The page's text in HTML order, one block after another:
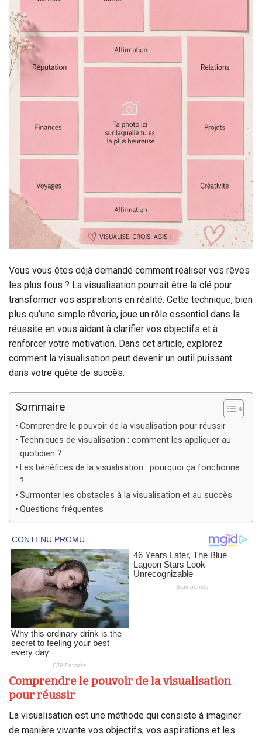
Vous vous êtes déjà demandé comment réaliser vos rêves
les plus fous ? La visualisation pourrait être la clé pour
transformer vos aspirations en réalité. Cette technique, bien
plus qu’une simple rêverie, joue un rôle essentiel dans la
réussite en vous aidant à clarifier vos objectifs et à
renforcer votre motivation. Dans cet article, explorez
comment la visualisation peut devenir un outil puissant
dans votre quête de succès.
Sommaire
Comprendre le pouvoir de la visualisation pour réussir
Techniques de visualisation : comment les appliquer au
quotidien ?
Les bénéfices de la visualisation : pourquoi ça fonctionne
?
Surmonter les obstacles à la visualisation et au succès
Questions fréquentes
Comprendre le pouvoir de la visualisation
pour réussir
La visualisation est une méthode qui consiste à imaginer
de manière vivante vos objectifs, vos aspirations et les